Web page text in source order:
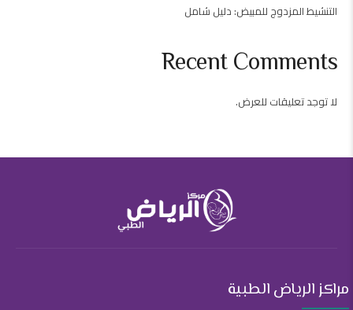
التنشيط المزدوج للمبيض: دليل شامل
Recent Comments
لا توجد تعليقات للعرض.
مراكز الرياض الطبية